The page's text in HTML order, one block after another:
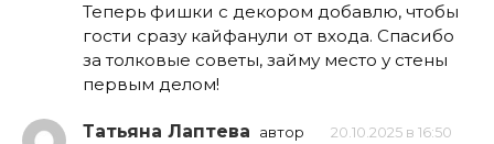
Теперь фишки с декором добавлю, чтобы
гости сразу кайфанули от входа. Спасибо
за толковые советы, займу место у стены
первым делом!
Татьяна Лаптева автор 20.10.2025 в 16:50